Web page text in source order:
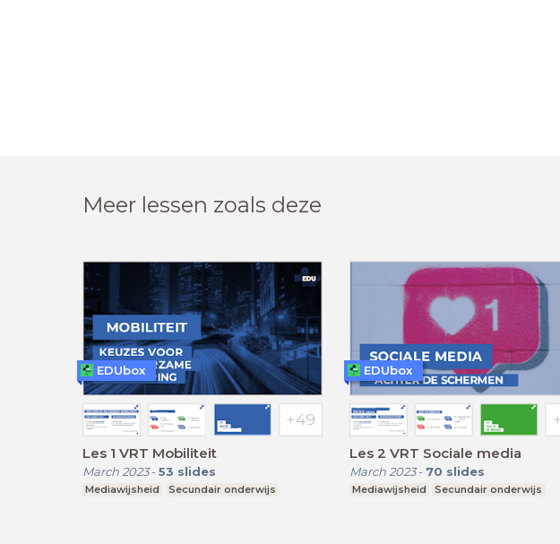
Meer lessen zoals deze
Les 1 VRT Mobiliteit
March 2023- 53 slides
Mediawijsheid Secundair onderwijs
EDUbox
Les 2 VRT Sociale media
March 2023- 70 slides
Mediawijsheid Secundair onderwijs
EDUbox